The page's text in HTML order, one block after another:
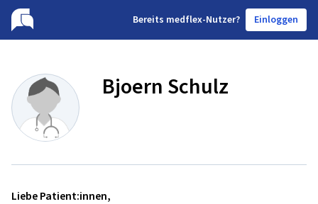
Bereits medflex-Nutzer? Einloggen
Bjoern Schulz
Liebe Patient:innen,